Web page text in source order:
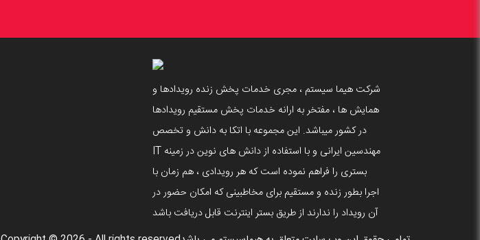
شرکت هیما سیستم ، مجری خدمات پخش زنده رویدادها و
همایش ها ، مفتخر به ارانه خدمات پخش مستقیم رویدادها
در کشور میباشد. این مجموعه با اتکا به دانش و تخصص
مهندسین ایرانی و با استفاده از دانش های نوین در زمینه IT
بستری را فراهم نموده است که هر رویدادی ، هم زمان با
اجرا بطور زنده و مستقیم برای مخاطبینی که امکان حضور در
آن رویداد را ندارند از طریق بستر اینترنت قابل دریافت باشد